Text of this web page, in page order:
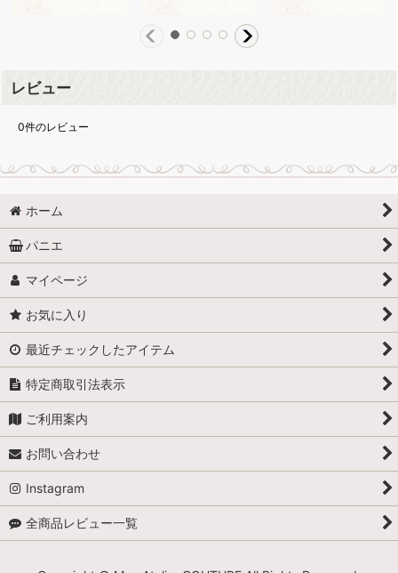
レビュー
0件のレビュー
ホーム
パニエ
マイページ
お気に入り
最近チェックしたアイテム
特定商取引法表示
ご利用案内
お問い合わせ
Instagram
全商品レビュー一覧